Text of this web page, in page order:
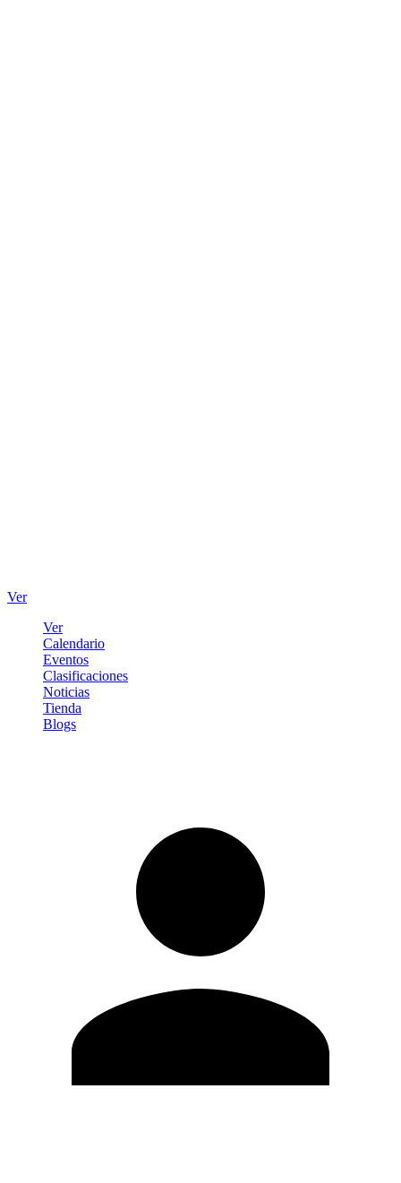
Ver
Ver
Calendario
Eventos
Clasificaciones
Noticias
Tienda
Blogs